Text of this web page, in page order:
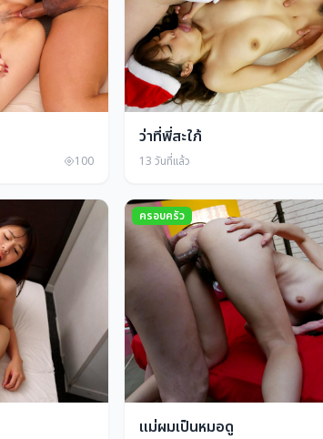
100
ว่าที่พี่สะใภ้
13 วันที่แล้ว
ครอบครัว
แม่ผมเป็นหมอดู